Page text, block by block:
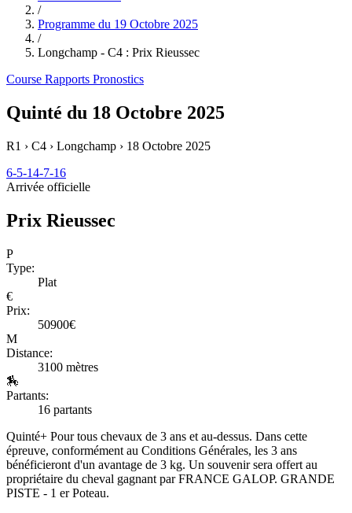
/
Programme du 19 Octobre 2025
/
Longchamp - C4 : Prix Rieussec
Course Rapports Pronostics
Quinté du 18 Octobre 2025
R1 › C4 › Longchamp › 18 Octobre 2025
6-5-14-7-16
Arrivée officielle
Prix Rieussec
P
Type:
Plat
€
Prix:
50900€
M
Distance:
3100 mètres
🏇
Partants:
16 partants
Quinté+ Pour tous chevaux de 3 ans et au-dessus. Dans cette
épreuve, conformément au Conditions Générales, les 3 ans
bénéficieront d'un avantage de 3 kg. Un souvenir sera offert au
propriétaire du cheval gagnant par FRANCE GALOP. GRANDE
PISTE - 1 er Poteau.